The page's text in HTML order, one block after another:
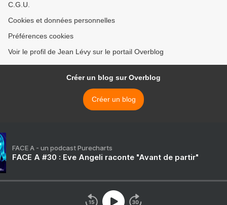
C.G.U.
Cookies et données personnelles
Préférences cookies
Voir le profil de Jean Lévy sur le portail Overblog
Créer un blog sur Overblog
Créer un blog
FACE A - un podcast Purecharts
FACE A #30 : Eve Angeli raconte "Avant de partir"